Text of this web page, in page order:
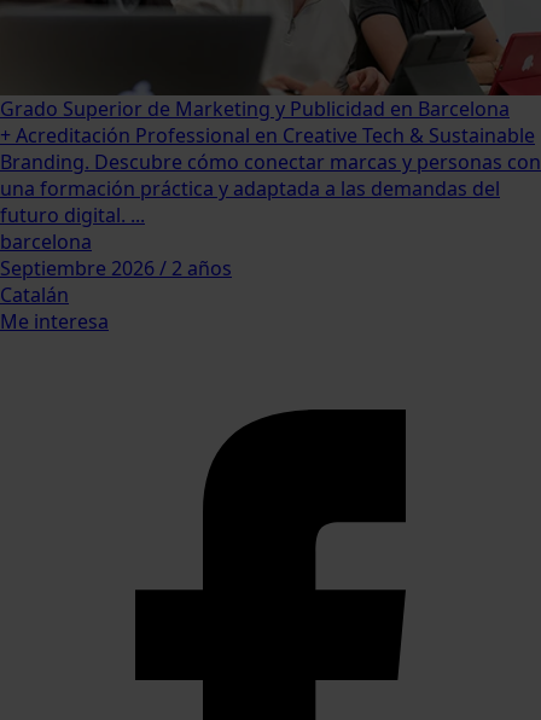
Grado Superior de Marketing y Publicidad en Barcelona
+ Acreditación Professional en Creative Tech & Sustainable
Branding. Descubre cómo conectar marcas y personas con
una formación práctica y adaptada a las demandas del
futuro digital. ...
barcelona
Septiembre 2026 / 2 años
Catalán
Me interesa